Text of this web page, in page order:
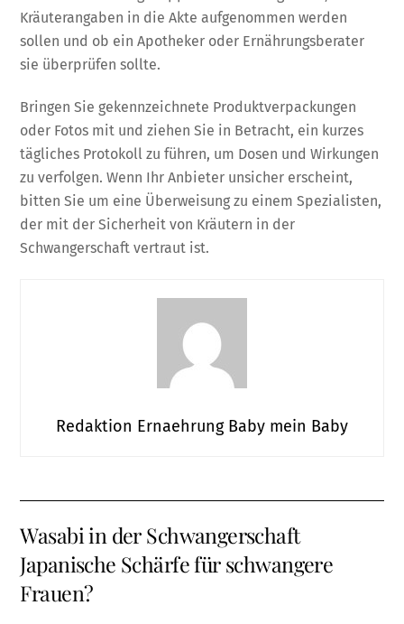
Kräuterangaben in die Akte aufgenommen werden
sollen und ob ein Apotheker oder Ernährungsberater
sie überprüfen sollte.
Bringen Sie gekennzeichnete Produktverpackungen
oder Fotos mit und ziehen Sie in Betracht, ein kurzes
tägliches Protokoll zu führen, um Dosen und Wirkungen
zu verfolgen. Wenn Ihr Anbieter unsicher erscheint,
bitten Sie um eine Überweisung zu einem Spezialisten,
der mit der Sicherheit von Kräutern in der
Schwangerschaft vertraut ist.
Redaktion Ernaehrung Baby mein Baby
Wasabi in der Schwangerschaft
Japanische Schärfe für schwangere
Frauen?